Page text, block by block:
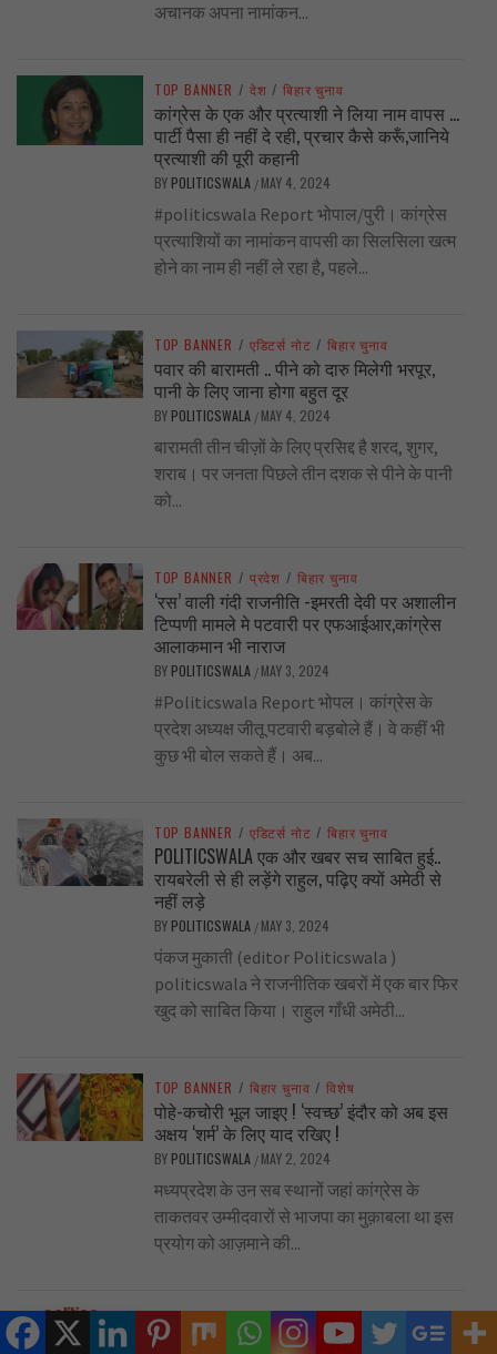
अचानक अपना नामांकन...
TOP BANNER / देश / बिहार चुनाव
कांग्रेस के एक और प्रत्याशी ने लिया नाम वापस …
पार्टी पैसा ही नहीं दे रही, प्रचार कैसे करूँ,जानिये
प्रत्याशी की पूरी कहानी
BY POLITICSWALA / MAY 4, 2024
#politicswala Report भोपाल/पुरी। कांग्रेस
प्रत्याशियों का नामांकन वापसी का सिलसिला खत्म
होने का नाम ही नहीं ले रहा है, पहले...
TOP BANNER / एडिटर्स नोट / बिहार चुनाव
पवार की बारामती .. पीने को दारु मिलेगी भरपूर,
पानी के लिए जाना होगा बहुत दूर
BY POLITICSWALA / MAY 4, 2024
बारामती तीन चीज़ों के लिए प्रसिद्द है शरद, शुगर,
शराब। पर जनता पिछले तीन दशक से पीने के पानी
को...
TOP BANNER / प्रदेश / बिहार चुनाव
‘रस’ वाली गंदी राजनीति -इमरती देवी पर अशालीन
टिप्पणी मामले मे पटवारी पर एफआईआर,कांग्रेस
आलाकमान भी नाराज
BY POLITICSWALA / MAY 3, 2024
#Politicswala Report भोपल। कांग्रेस के
प्रदेश अध्यक्ष जीतू पटवारी बड़बोले हैं। वे कहीं भी
कुछ भी बोल सकते हैं। अब...
TOP BANNER / एडिटर्स नोट / बिहार चुनाव
POLITICSWALA एक और खबर सच साबित हुई..
रायबरेली से ही लड़ेंगे राहुल, पढ़िए क्यों अमेठी से
नहीं लड़े
BY POLITICSWALA / MAY 3, 2024
पंकज मुकाती (editor Politicswala )
politicswala ने राजनीतिक खबरों में एक बार फिर
खुद को साबित किया। राहुल गाँधी अमेठी...
TOP BANNER / बिहार चुनाव / विशेष
पोहे-कचोरी भूल जाइए ! ‘स्वच्छ’ इंदौर को अब इस
अक्षय ‘शर्म’ के लिए याद रखिए !
BY POLITICSWALA / MAY 2, 2024
मध्यप्रदेश के उन सब स्थानों जहां कांग्रेस के
ताकतवर उम्मीदवारों से भाजपा का मुक़ाबला था इस
प्रयोग को आज़माने की...
TOP BANNER / एडिटर्स नोट बिहार चुनाव
इंदौर की राजनीति का कलंकित दौर….. गुलाम